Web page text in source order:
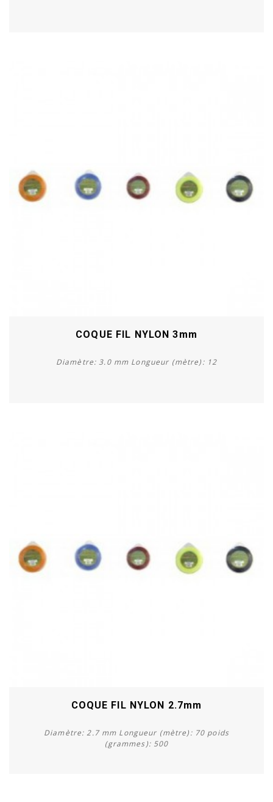
COQUE FIL NYLON 3mm
Diamètre: 3.0 mm Longueur (mètre): 12
COQUE FIL NYLON 2.7mm
Diamètre: 2.7 mm Longueur (mètre): 70 poids
(grammes): 500